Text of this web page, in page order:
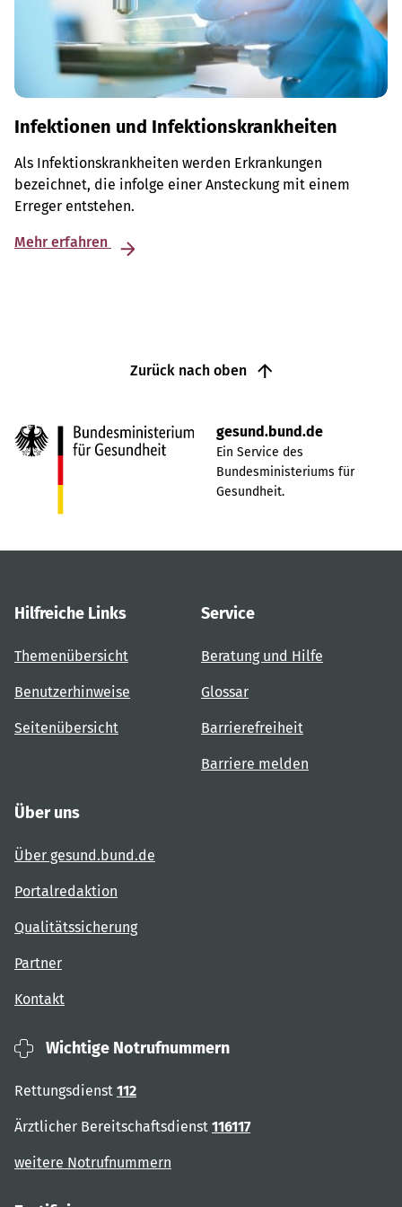
Infektionen und Infektionskrankheiten
Als Infektionskrankheiten werden Erkrankungen
bezeichnet, die infolge einer Ansteckung mit einem
Erreger entstehen.
Mehr erfahren
Zurück nach oben
gesund.bund.de
Ein Service des
Bundesministeriums für
Gesundheit.
Hilfreiche Links
Themenübersicht
Benutzerhinweise
Seitenübersicht
Service
Beratung und Hilfe
Glossar
Barrierefreiheit
Barriere melden
Über uns
Über gesund.bund.de
Portalredaktion
Qualitätssicherung
Partner
Kontakt
Wichtige Notrufnummern
Rettungsdienst 112
Ärztlicher Bereitschaftsdienst 116117
weitere Notrufnummern